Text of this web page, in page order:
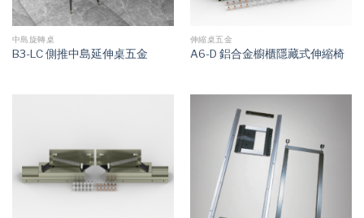
中島旋轉桌
B3-LC 側推中島延伸桌五金
伸縮桌五金
A6-D 鋁合金櫥櫃隱藏式伸縮椅